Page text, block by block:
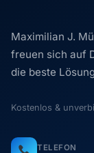
Maximilian J.
freuen sich auf
die beste
Kostenlos &
TELEFON